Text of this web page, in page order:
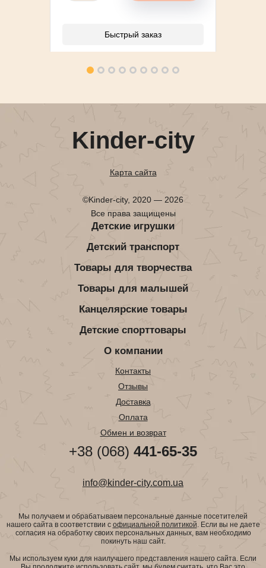
Быстрый заказ
Kinder-city
Карта сайта
©Kinder-city, 2020 — 2026
Все права защищены
Детские игрушки
Детский транспорт
Товары для творчества
Товары для малышей
Канцелярские товары
Детские спорттовары
О компании
Контакты
Отзывы
Доставка
Оплата
Обмен и возврат
+38 (068) 441-65-35
info@kinder-city.com.ua
Мы получаем и обрабатываем персональные данные посетителей
нашего сайта в соответствии с официальной политикой. Если вы не даете
согласия на обработку своих персональных данных, вам необходимо
покинуть наш сайт.
Мы используем куки для наилучшего представления нашего сайта. Если